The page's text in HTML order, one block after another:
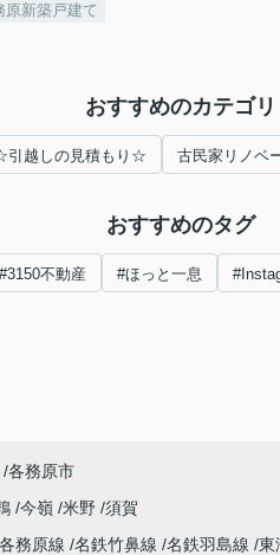
原新築戸建て
おすすめのカテゴリ
引越しの見積もり☆ 古民家リノベ
おすすめのタグ
#3150不動産 #ほっと一息
各務原市
今嶺 米野 須賀
務原線 名鉄竹鼻線 名鉄羽島線 東